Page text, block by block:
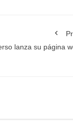
lanza su página